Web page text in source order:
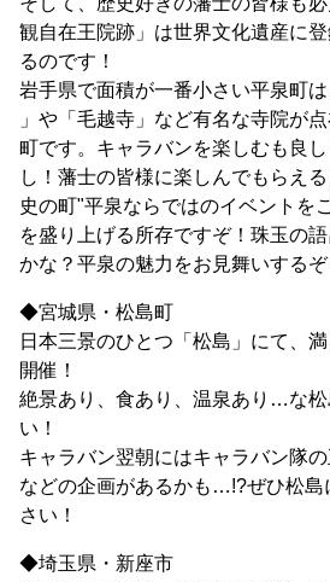
観自在王院跡」は世界文化遺産に
るのです！
岩手県で面積が一番小さい平泉町
」や「毛越寺」など有名な寺院が
町です。キャラバンを楽しむも良
し！藩士の皆様に楽しんでもらえ
史の町"平泉ならではのイベントを
を盛り上げる所存ですぞ！珠玉の
かな？平泉の魅力をお見舞いするぞ
◆宮城県・松島町
日本三景のひとつ「松島」にて、
開催！
絶景あり、食あり、温泉あり…な松
い！
キャラバン翌朝にはキャラバン隊
などの企画があるかも…!?ぜひ松島
さい！
◆埼玉県・新座市